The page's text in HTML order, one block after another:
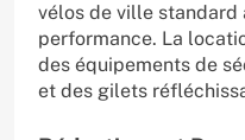
vélos de ville standard
performance. La
des équipements de
et des gilets